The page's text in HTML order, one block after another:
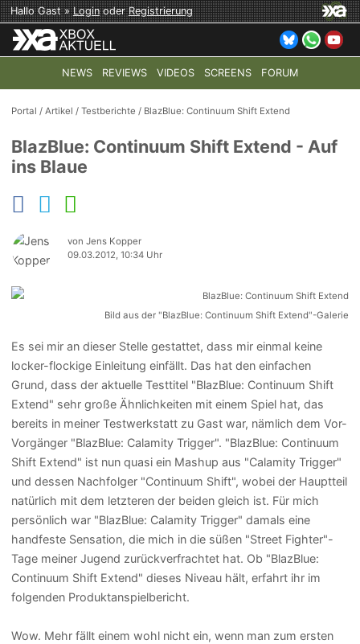
Hallo Gast »LoginoderRegistrierung
NEWS REVIEWS VIDEOS SCREENS FORUM
TOP-THEMEN: COD: MODERN WARFARE 4 HALO:
Portal /Artikel /Testberichte / BlazBlue: Continuum Shift Extend
BlazBlue: Continuum Shift Extend - Auf
ins Blaue
von Jens Kopper
09.03.2012, 10:34 Uhr
Bild aus der "BlazBlue: Continuum Shift Extend"-Galerie
Es sei mir an dieser Stelle gestattet, dass mir einmal keine
locker-flockige Einleitung einfällt. Das hat den einfachen
Grund, dass der aktuelle Testtitel "BlazBlue: Continuum Shift
Extend" sehr große Ähnlichkeiten mit einem Spiel hat, das
bereits in meiner Testwerkstatt zu Gast war, nämlich dem Vor-
Vorgänger "BlazBlue: Calamity Trigger". "BlazBlue: Continuum
Shift Extend" ist nun quasi ein Mashup aus "Calamity Trigger"
und dessen Nachfolger "Continuum Shift", wobei der Hauptteil
natürlich mit dem letzteren der beiden gleich ist. Für mich
persönlich war "BlazBlue: Calamity Trigger" damals eine
handfeste Sensation, die mich in die süßen "Street Fighter"-
Tage meiner Jugend zurückverfrachtet hat. Ob "BlazBlue:
Continuum Shift Extend" dieses Niveau hält, erfahrt ihr im
folgenden Produktanspielbericht.
Wow. Mehr fällt einem wohl nicht ein, wenn man zum ersten